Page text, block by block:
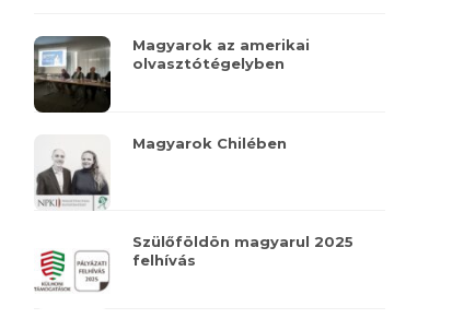
Magyarok az amerikai
olvasztótégelyben
Magyarok Chilében
Szülőföldön magyarul 2025
felhívás